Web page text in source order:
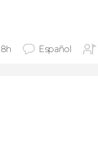
Español